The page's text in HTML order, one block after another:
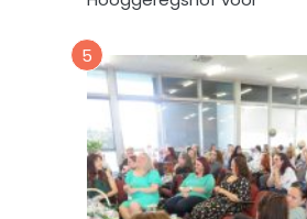
k
5